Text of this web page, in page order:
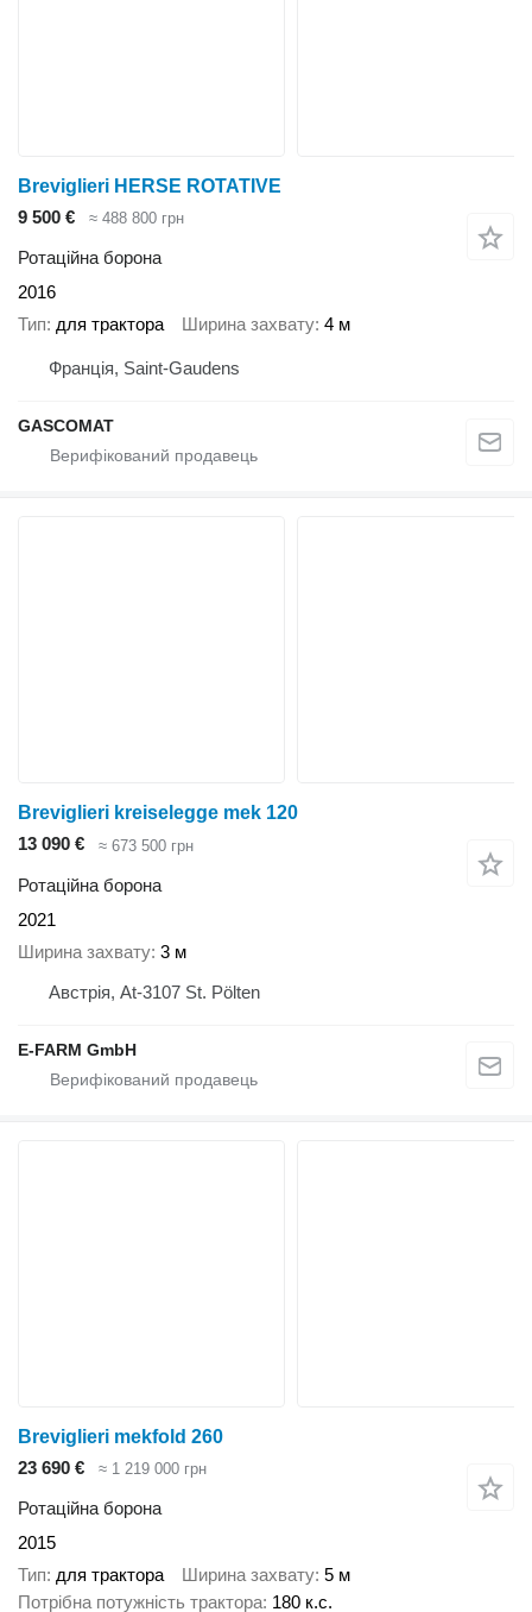
Breviglieri HERSE ROTATIVE
9 500 €
≈ 488 800 грн
Ротаційна борона
2016
Тип для трактора Ширина захвату 4 м
Франція, Saint-Gaudens
GASCOMAT
Breviglieri kreiselegge mek 120
13 090 €
≈ 673 500 грн
Ротаційна борона
2021
Ширина захвату 3 м
Австрія, At-3107 St. Pölten
E-FARM GmbH
Breviglieri mekfold 260
23 690 €
≈ 1 219 000 грн
Ротаційна борона
2015
Тип для трактора Ширина захвату 5 м
Потрібна потужність трактора 180 к.с.